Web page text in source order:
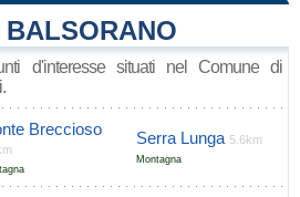
d'interesse situati nel Comune di
Breccioso Serra Lunga 5.6km
Montagna